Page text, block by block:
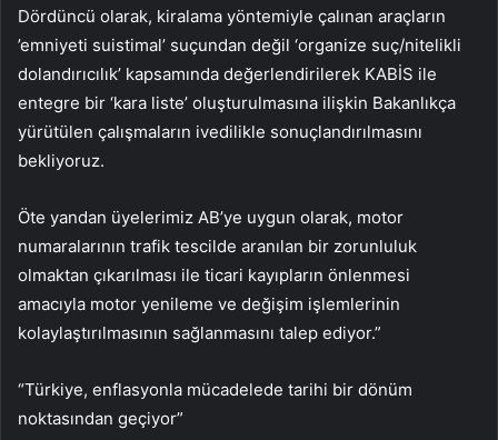
Dördüncü olarak, kiralama yöntemiyle çalınan araçların
’emniyeti suistimal’ suçundan değil ‘organize suç/nitelikli
dolandırıcılık’ kapsamında değerlendirilerek KABİS ile
entegre bir ‘kara liste’ oluşturulmasına ilişkin Bakanlıkça
yürütülen çalışmaların ivedilikle sonuçlandırılmasını
bekliyoruz.
Öte yandan üyelerimiz AB’ye uygun olarak, motor
numaralarının trafik tescilde aranılan bir zorunluluk
olmaktan çıkarılması ile ticari kayıpların önlenmesi
amacıyla motor yenileme ve değişim işlemlerinin
kolaylaştırılmasının sağlanmasını talep ediyor.”
“Türkiye, enflasyonla mücadelede tarihi bir dönüm
noktasından geçiyor”